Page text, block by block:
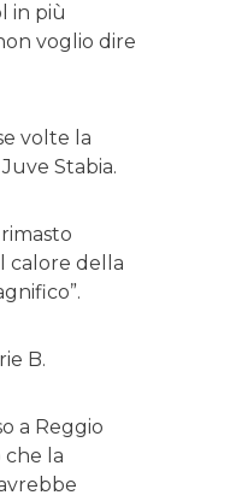
in più
voglio dire
volte la
Stabia.
calore della
B.
a Reggio
che la